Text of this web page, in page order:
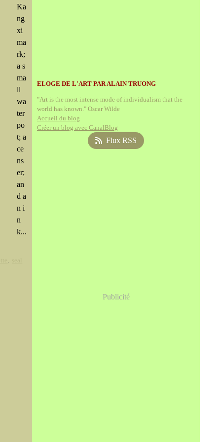
Ka
ng
xi
ma
rk;
a s
ma
ll
wa
ter
po
t; a
ce
ns
er;
an
d a
n i
n
k...
,
ELOGE DE L'ART PAR ALAIN TRUONG
"Art is the most intense mode of individualism that the
world has known." Oscar Wilde
Accueil du blog
Créer un blog avec CanalBlog
Flux RSS
Publicité